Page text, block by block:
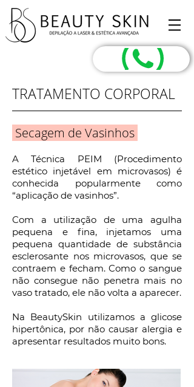
TRATAMENTO CORPORAL
Secagem de Vasinhos
A Técnica PEIM (Procedimento
estético injetável em microvasos) é
conhecida popularmente como
“aplicação de vasinhos”.
Com a utilização de uma agulha
pequena e fina, injetamos uma
pequena quantidade de substância
esclerosante nos microvasos, que se
contraem e fecham. Como o sangue
não consegue não penetra mais no
vaso tratado, ele não volta a aparecer.
Na BeautySkin utilizamos a glicose
hipertônica, por não causar alergia e
apresentar resultados muito bons.